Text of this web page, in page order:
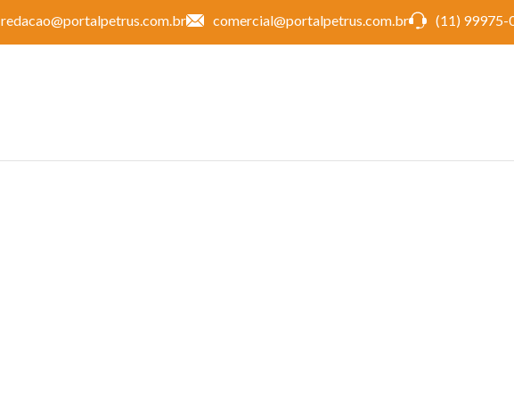
redacao@portalpetrus.com.br comercial@portalpetrus.com.br (11) 99975-